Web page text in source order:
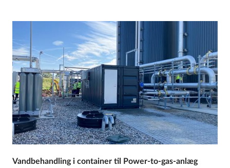
Vandbehandling i container til Power-to-gas-anlæg